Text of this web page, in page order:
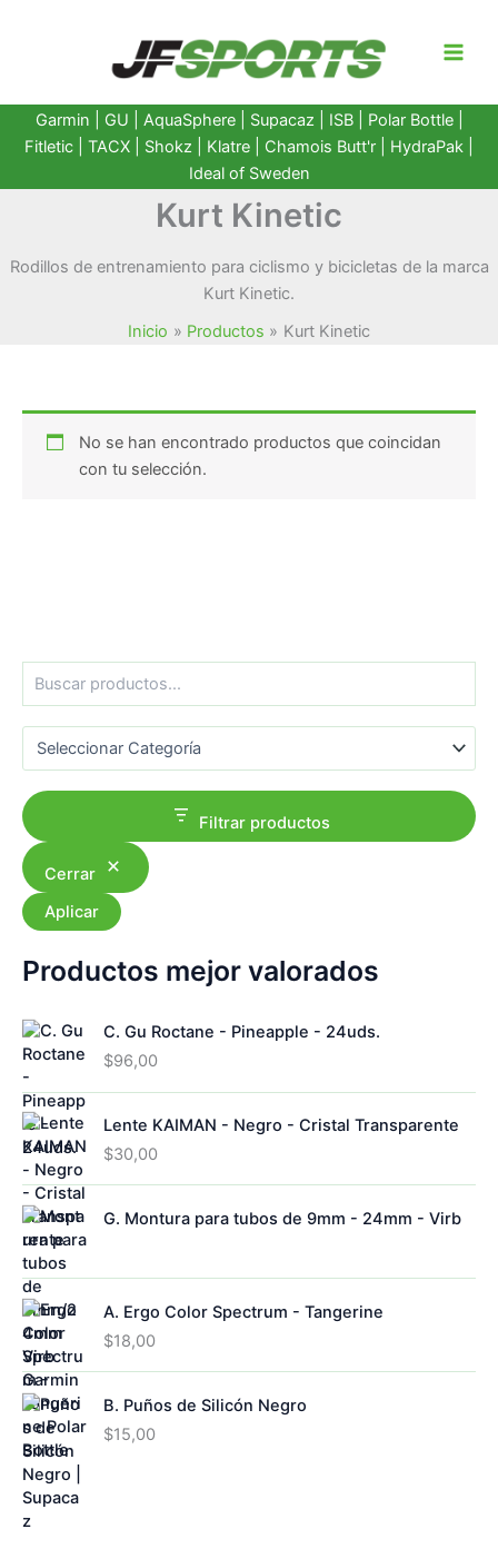
Garmin GU AquaSphere| Supacaz | ISB | Polar Bottle|
Fitletic
TACX Shokz Klatre Chamois Butt'r HydraPak
Ideal of Sweden
Kurt Kinetic
Rodillos de entrenamiento para ciclismo y bicicletas de la marca
Kurt Kinetic.
Inicio
Productos Kurt Kinetic
Filtrar productos
Cerrar
Aplicar
Productos mejor valorados
C. Gu Roctane - Pineapple - 24uds.
$96,00
Lente KAIMAN - Negro - Cristal Transparente
$30,00
G. Montura para tubos de 9mm - 24mm - Virb
A. Ergo Color Spectrum - Tangerine
$18,00
B. Puños de Silicón Negro
$15,00
No se han encontrado productos que coincidan
con tu selección.